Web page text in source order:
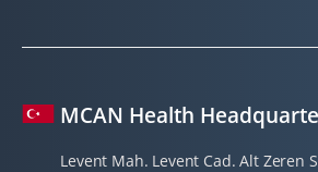
MCAN Health
Levent Mah. Levent Cad. Alt Zeren